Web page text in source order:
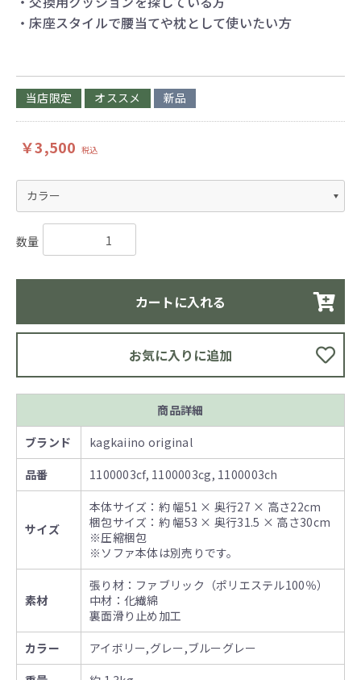
・床座スタイルで腰当てや枕として使いたい方
当店限定 オススメ 新品
￥3,500 税込
数量
カートに入れる
お気に入りに追加
商品詳細
ブランド
kagkaiino original
品番
1100003cf, 1100003cg, 1100003ch
サイズ
本体サイズ：約 幅51 × 奥行27 × 高さ22cm
梱包サイズ：約 幅53 × 奥行31.5 × 高さ30cm
※圧縮梱包
※ソファ本体は別売りです。
素材
張り材：ファブリック（ポリエステル100％）
中材：化繊綿
裏面滑り止め加工
カラー
アイボリー,グレー,ブルーグレー